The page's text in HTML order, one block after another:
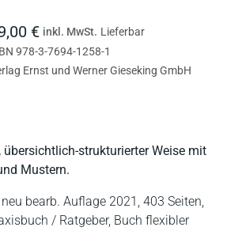
übersichtlich-strukturierter Weise mit
Mustern.
bearb. Auflage 2021, 403 Seiten,
/ Ratgeber, Buch flexibler
€ inkl. MwSt. Lieferbar
978-3-7694-1258-1
Ernst und Werner Gieseking GmbH